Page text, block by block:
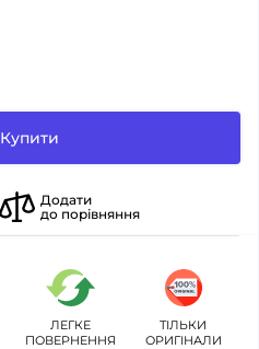
Купити
Додати
до порівняння
ЛЕГКЕ
ПОВЕРНЕННЯ
ТІЛЬКИ
ОРИГІНАЛИ